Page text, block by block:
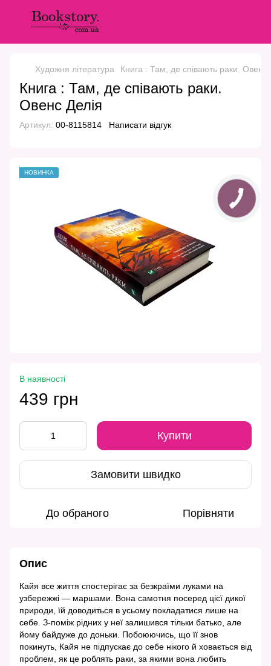
Художня література Книга : Там, де співають раки. Овенс
Книга : Там, де співають раки.
Овенс Делія
Артикул: 00-8115814 Написати відгук
НОВИНКА
В наявності
439 грн
Купити
Замовити швидко
До обраного Порівняти
Опис
Кайя все життя спостерігає за безкраїми луками на
узбережжі — маршами. Вона самотня посеред цієї дикої
природи, їй доводиться в усьому покладатися лише на
себе. З-поміж рідних у неї залишився тільки батько, але
йому байдуже до доньки. Побоюючись, що її знов
покинуть, Кайя не підпускає до себе нікого й ховається від
проблем, як це роблять раки, за якими вона любить